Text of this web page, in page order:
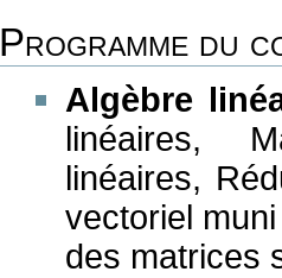
Programme du
Algèbre
linéaires,
linéaires,
vectoriel
des matrices